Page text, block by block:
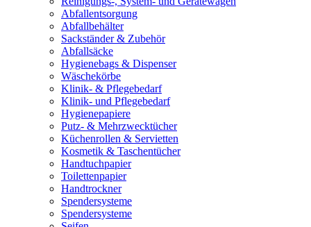
Abfallentsorgung
Abfallbehälter
Sackständer & Zubehör
Abfallsäcke
Hygienebags & Dispenser
Wäschekörbe
Klinik- & Pflegebedarf
Klinik- und Pflegebedarf
Hygienepapiere
Putz- & Mehrzwecktücher
Küchenrollen & Servietten
Kosmetik & Taschentücher
Handtuchpapier
Toilettenpapier
Handtrockner
Spendersysteme
Spendersysteme